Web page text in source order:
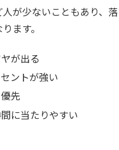
が少ないこともあり、
ます。
が出る
ントが強い
先
に当たりやすい